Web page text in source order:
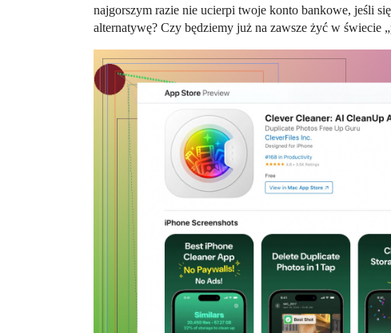
najgorszym razie nie ucierpi twoje konto bankowe, jeśli
alternatywę? Czy będziemy już na zawsze żyć w świecie